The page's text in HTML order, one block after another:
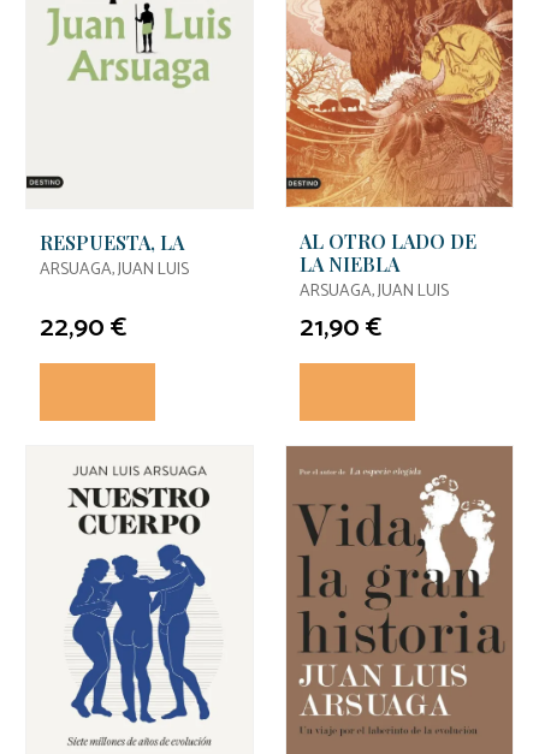
RESPUESTA, LA
ARSUAGA, JUAN LUIS
22,90 €
AL OTRO LADO DE
LA NIEBLA
ARSUAGA, JUAN LUIS
21,90 €